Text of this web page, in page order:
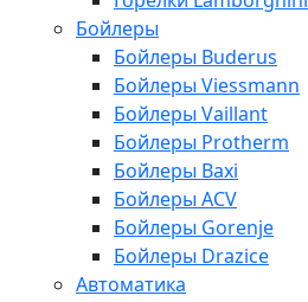
Бойлеры
Бойлеры Buderus
Бойлеры Viessmann
Бойлеры Vaillant
Бойлеры Protherm
Бойлеры Baxi
Бойлеры ACV
Бойлеры Gorenje
Бойлеры Drazice
Автоматика